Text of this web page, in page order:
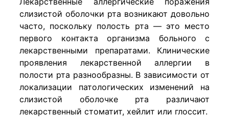
слизистой оболочки рта возникают довольно
часто, поскольку полость рта — это место
первого контакта организма больного с
лекарственными препаратами. Клинические
проявления лекарственной аллергии в
полости рта разнообразны. В зависимости от
локализации патологических изменений на
слизистой оболочке рта различают
лекарственный стоматит, хейлит или глоссит.